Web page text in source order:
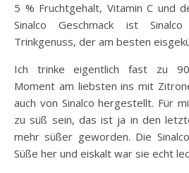
5 % Fruchtgehalt, Vitamin C und
Sinalco Geschmack ist
Trinkgenuss, der am besten
Ich trinke eigentlich fast zu
Moment am liebsten ins mit
auch von Sinalco hergestellt. Für
zu süß sein, das ist ja in den
mehr süßer geworden. Die
Süße her und eiskalt war sie echt